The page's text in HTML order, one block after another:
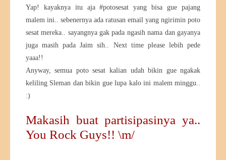
Yap! kayaknya itu aja #potosesat yang bisa gue pajang
malem ini.. sebenernya ada ratusan email yang ngirimin poto
sesat mereka.. sayangnya gak pada ngasih nama dan gayanya
juga masih pada Jaim sih.. Next time please lebih pede
yaaa!!
Anyway, semua poto sesat kalian udah bikin gue ngakak
keliling Sleman dan bikin gue lupa kalo ini malem minggu..
:)
Makasih buat partisipasinya ya..
You Rock Guys!! \m/